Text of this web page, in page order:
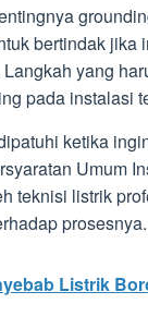
bertindak
yang
pada instalasi
ketika
Umum
teknisi listrik
prosesnya.
Listrik